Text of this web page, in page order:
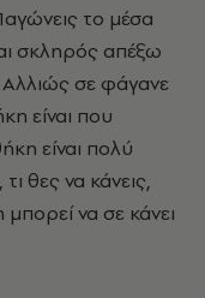
το µέσα
σκληρός απέξω
Αλλιώς σε φάγανε
είναι που
είναι πολύ
θες να κάνεις,
να σε κάνει